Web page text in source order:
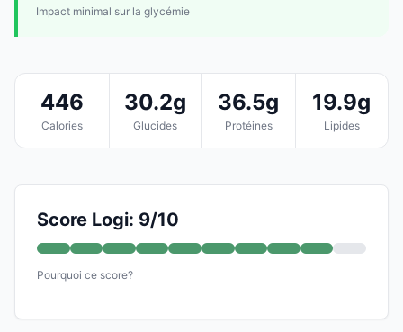
Impact minimal sur la glycémie
446
Calories
30.2g
Glucides
36.5g
Protéines
19.9g
Lipides
Score Logi: 9/10
Pourquoi ce score?